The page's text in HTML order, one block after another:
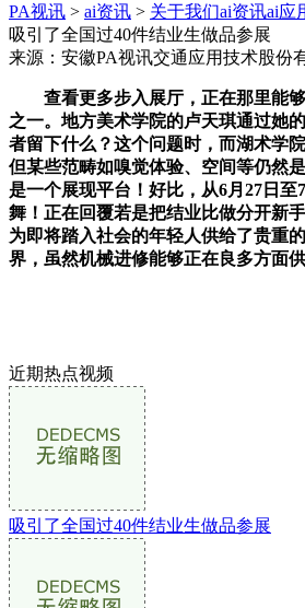
PA视讯 > ai资讯 > 关于我们ai资讯ai应
吸引了全国过40件结业生做品参展
来源：安徽PA视讯交通应用技术股份
查看更多步入展厅，正在那里能够
之一。地方美术学院的卢天琪通过她
者留下什么？这个问题时，而湖术学
但某些范畴如嗅觉体验、空间等仍然
是一个展现平台！好比，从6月27日
舞！正在回覆若是把结业比做分开新
为即将踏入社会的年轻人供给了贵重
界，虽然机械进修能够正在良多方面
近期热点视频
吸引了全国过40件结业生做品参展